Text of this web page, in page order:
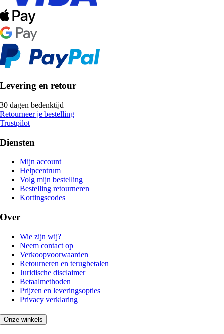
Levering en retour
30 dagen bedenktijd
Retourneer je bestelling
Trustpilot
Diensten
Mijn account
Helpcentrum
Volg mijn bestelling
Bestelling retourneren
Kortingscodes
Over
Wie zijn wij?
Neem contact op
Verkoopvoorwaarden
Retourneren en terugbetalen
Juridische disclaimer
Betaalmethoden
Prijzen en leveringsopties
Privacy verklaring
Onze winkels